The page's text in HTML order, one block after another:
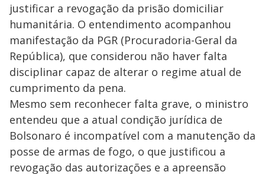
justificar a revogação da prisão domiciliar
humanitária. O entendimento acompanhou
manifestação da PGR (Procuradoria-Geral da
República), que considerou não haver falta
disciplinar capaz de alterar o regime atual de
cumprimento da pena.
Mesmo sem reconhecer falta grave, o ministro
entendeu que a atual condição jurídica de
Bolsonaro é incompatível com a manutenção da
posse de armas de fogo, o que justificou a
revogação das autorizações e a apreensão